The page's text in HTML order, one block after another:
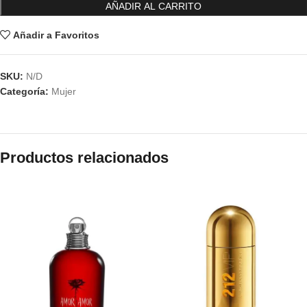
AÑADIR AL CARRITO
Añadir a Favoritos
SKU: N/D
Categoría: Mujer
Productos relacionados